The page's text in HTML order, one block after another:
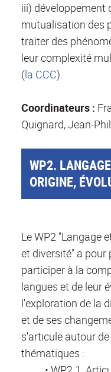
iii) développement
mutualisation des
traiter des
leur complexité
(la CCC).
Coordinateurs :
Quignard, Jean-
WP2.
ORIGINE,
Le WP2 "Langage
et diversité" a
participer à la
langues et de leur
l'exploration de la
et de ses
s'articule autour
thématiques :